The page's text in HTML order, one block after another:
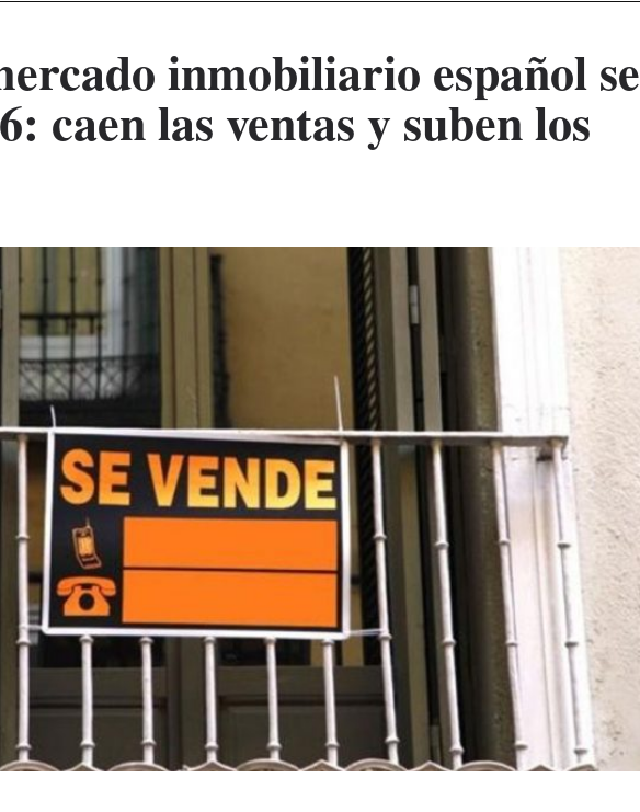
inmobiliario español se
caen las ventas y suben los